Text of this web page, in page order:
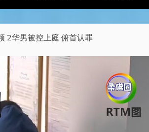
2华男被控上庭 俯首认罪